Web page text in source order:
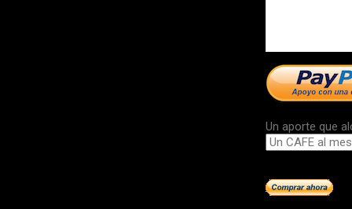
Un aporte que